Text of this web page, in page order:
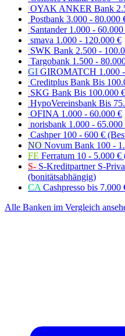
OYAK ANKER Bank
Postbank 3.000 - 80.000
Santander 1.000 - 60.000
smava 1.000 - 120.000 €
SWK Bank 2.500 -
Targobank 1.500 -
GI GIROMATCH 1.000
Creditplus Bank Bis
SKG Bank Bis 100.000 €
HypoVereinsbank Bis
OFINA 1.000 - 60.000 €
norisbank 1.000 - 65.000
Cashper 100 - 600 €
NO Novum Bank 100 -
FE Ferratum 10 - 5.000 €
S- S-Kreditpartner S-
(bonitätsabhängig)
CA Cashpresso bis 7.000
Alle Banken im Vergleich